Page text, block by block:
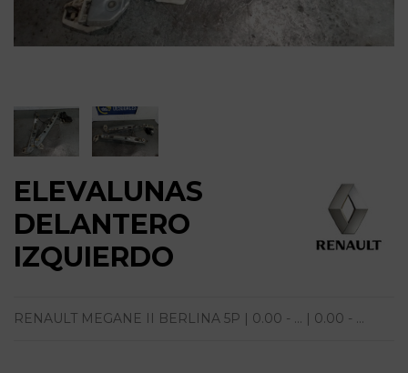
ELEVALUNAS
DELANTERO
IZQUIERDO
RENAULT MEGANE II BERLINA 5P | 0.00 - ... | 0.00 - ...